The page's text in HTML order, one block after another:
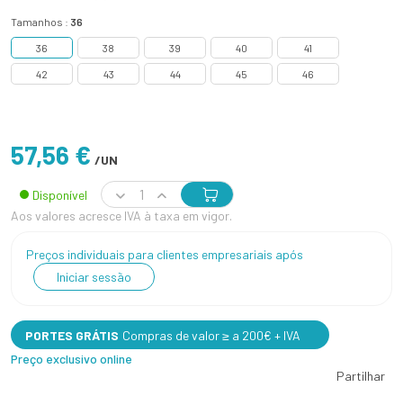
Tamanhos : 36
36 38 39 40 41
42 43 44 45 46
57,56 € /UN
Disponível
Aos valores acresce IVA à taxa em vigor.
Preços individuais para clientes empresariais após
Iniciar sessão
PORTES GRÁTIS Compras de valor ≥ a 200€ + IVA
Preço exclusivo online
Partilhar